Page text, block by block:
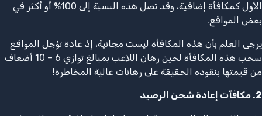
الأول كمكافأة إضافية، وقد تصل هذه النسبة إلى 100% أو أكثر في
بعض المواقع.
يرجى العلم بأن هذه المكافأة ليست مجانية، إذ عادة تؤجل المواقع
سحب هذه المكافأة لحين رهان اللاعب بمبالغ توازي 6 – 10 أضعاف
من قيمتها بنقوده الحقيقة على رهانات عالية المخاطرة!
2. مكافآت إعادة شحن الرصيد